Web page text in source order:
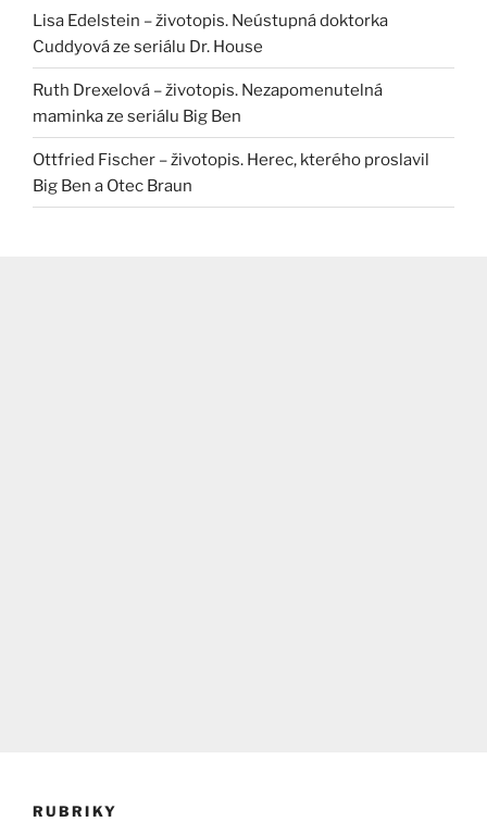
Lisa Edelstein – životopis. Neústupná doktorka
Cuddyová ze seriálu Dr. House
Ruth Drexelová – životopis. Nezapomenutelná
maminka ze seriálu Big Ben
Ottfried Fischer – životopis. Herec, kterého proslavil
Big Ben a Otec Braun
RUBRIKY